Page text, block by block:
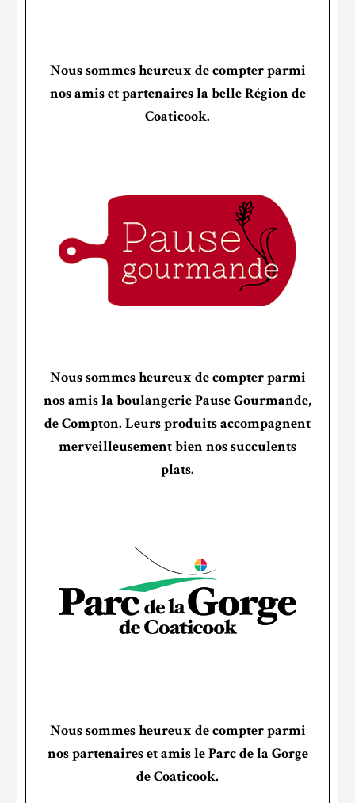
Nous sommes heureux de compter parmi
nos amis et partenaires la belle Région de
Coaticook.
Nous sommes heureux de compter parmi
nos amis la boulangerie Pause Gourmande,
de Compton. Leurs produits accompagnent
merveilleusement bien nos succulents
plats.
Nous sommes heureux de compter parmi
nos partenaires et amis le Parc de la Gorge
de Coaticook.